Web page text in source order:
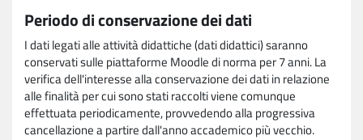
Periodo di conservazione dei dati
I dati legati alle attività didattiche (dati didattici) saranno
conservati sulle piattaforme Moodle di norma per 7 anni. La
verifica dell'interesse alla conservazione dei dati in relazione
alle finalità per cui sono stati raccolti viene comunque
effettuata periodicamente, provvedendo alla progressiva
cancellazione a partire dall'anno accademico più vecchio.